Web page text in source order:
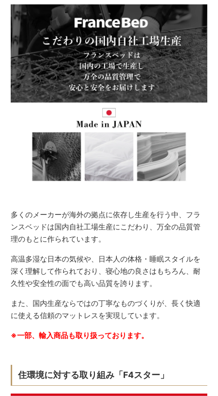
多くのメーカーが海外の拠点に依存し生産を行う中、フラ
ンスベッドは国内自社工場生産にこだわり、万全の品質管
理のもとに作られています。
高温多湿な日本の気候や、日本人の体格・睡眠スタイルを
深く理解して作られており、寝心地の良さはもちろん、耐
久性や安全性の面でも高い品質を誇ります。
また、国内生産ならではの丁寧なものづくりが、長く快適
に使える信頼のマットレスを実現しています。
※一部、輸入商品も取り扱っております。
住環境に対する取り組み「F4スター」